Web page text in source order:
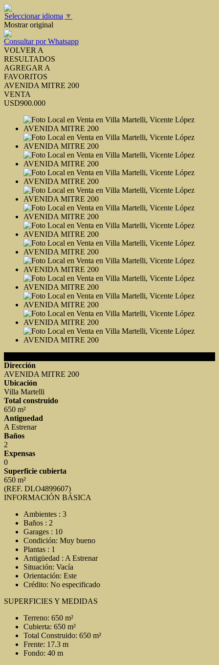
Seleccionar idioma ▼
Mostrar original
Consultar por Whatsapp
VOLVER A
RESULTADOS
AGREGAR A
FAVORITOS
AVENIDA MITRE 200
VENTA
USD900.000
Dirección
AVENIDA MITRE 200
Ubicación
Villa Martelli
Total construido
650 m²
Antiguedad
A Estrenar
Baños
2
Expensas
0
Superficie cubierta
650 m²
(REF. DLO4899607)
INFORMACIÓN BÁSICA
Ambientes : 3
Baños : 2
Garages : 10
Condición: Muy bueno
Plantas : 1
Antigüedad : A Estrenar
Situación: Vacía
Orientación: Este
Crédito: No especificado
SUPERFICIES Y MEDIDAS
Terreno: 650 m²
Cubierta: 650 m²
Total Construido: 650 m²
Frente: 17.3 m
Fondo: 40 m